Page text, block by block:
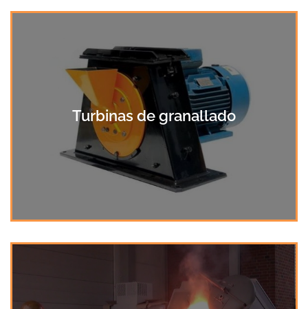
Turbinas de granallado